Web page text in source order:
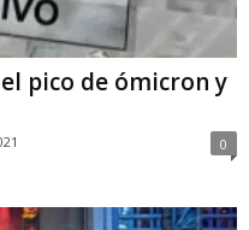
pico de ómicron y
0